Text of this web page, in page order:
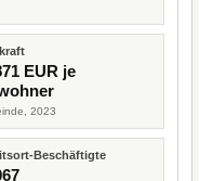
EUR je
2023
Beschäftigte